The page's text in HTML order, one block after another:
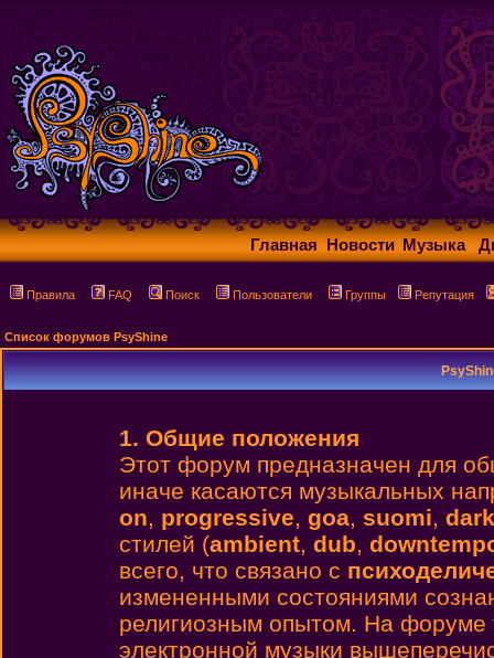
Главная Новости Музыка
Правила FAQ Поиск Пользователи Группы Репутация
Список форумов PsyShine
1. Общие положения
Этот форум предназначен для
иначе касаются музыкальных
on, progressive, goa, suomi, dark
стилей (ambient, dub,
всего, что связано с
измененными состояниями
религиозным опытом. На форуме
электронной музыки